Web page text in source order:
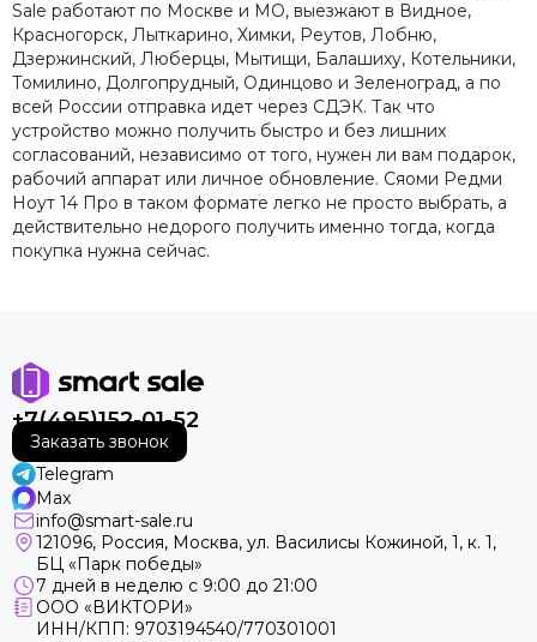
Sale работают по Москве и МО, выезжают в Видное,
Красногорск, Лыткарино, Химки, Реутов, Лобню,
Дзержинский, Люберцы, Мытищи, Балашиху, Котельники,
Томилино, Долгопрудный, Одинцово и Зеленоград, а по
всей России отправка идет через СДЭК. Так что
устройство можно получить быстро и без лишних
согласований, независимо от того, нужен ли вам подарок,
рабочий аппарат или личное обновление. Сяоми Редми
Ноут 14 Про в таком формате легко не просто выбрать, а
действительно недорого получить именно тогда, когда
покупка нужна сейчас.
+7(495)152-01-52
Заказать звонок
Telegram
Max
info@smart-sale.ru
121096, Россия, Москва, ул. Василисы Кожиной, 1, к. 1,
БЦ «Парк победы»
7 дней в неделю с 9:00 до 21:00
ООО «ВИКТОРИ»
ИНН/КПП: 9703194540/770301001